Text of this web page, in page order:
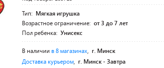
Тип: Мягкая игрушка
Возрастное ограничение: от 3 до 7 лет
Пол ребенка: Унисекс
В наличии в 8 магазинах г. Минск
Доставка курьером г. Минск -Завтра